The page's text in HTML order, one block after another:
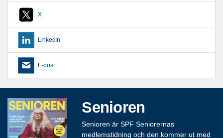
X
LinkedIn
E-post
Senioren
Senioren är SPF Seniorernas
medlemstidning och den kommer ut med